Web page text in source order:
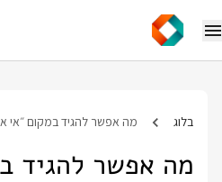
בלוג מה אפשר להגיד במקום ״אי
מה אפשר להגיד